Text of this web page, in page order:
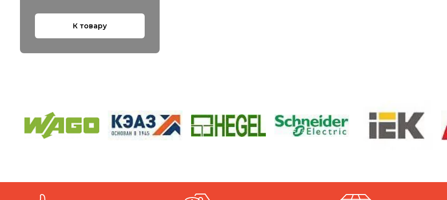
К товару